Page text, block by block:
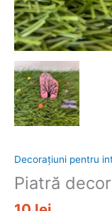
Decorațiuni pentru
Piatră